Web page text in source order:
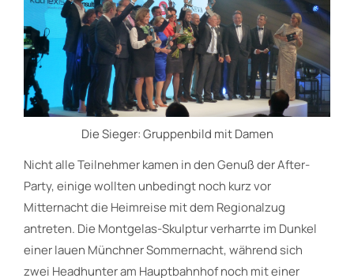
Die Sieger: Gruppenbild mit Damen
Nicht alle Teilnehmer kamen in den Genuß der After-
Party, einige wollten unbedingt noch kurz vor
Mitternacht die Heimreise mit dem Regionalzug
antreten. Die Montgelas-Skulptur verharrte im Dunkel
einer lauen Münchner Sommernacht, während sich
zwei Headhunter am Hauptbahnhof noch mit einer